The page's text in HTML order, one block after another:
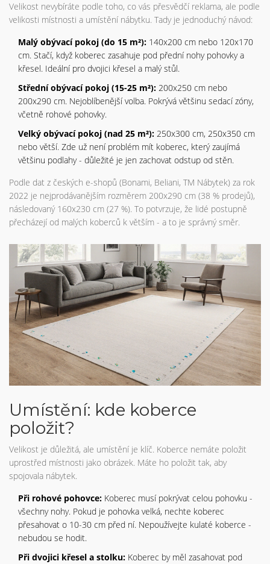
Velikost nevybíráte podle toho, co vás přesvědčí reklama, ale podle
velikosti místnosti a umístění nábytku. Tady je jednoduchý návod:
Malý obývací pokoj (do 15 m²): 140x200 cm nebo 120x170
cm. Stačí, když koberec zasahuje pod přední nohy pohovky a
křesel. Ideální pro dvojici křesel a malý stůl.
Střední obývací pokoj (15-25 m²): 200x250 cm nebo
200x290 cm. Nejoblíbenější volba. Pokrývá většinu sedací zóny,
včetně rohové pohovky.
Velký obývací pokoj (nad 25 m²): 250x300 cm, 250x350 cm
nebo větší. Zde už není problém mít koberec, který zaujímá
většinu podlahy - důležité je jen zachovat odstup od stěn.
Podle dat z českých e-shopů (Bonami, Beliani, TM Nábytek) za rok
2022 je nejprodávanějším rozměrem 200x290 cm (38 % prodejů),
následovaný 160x230 cm (27 %). To potvrzuje, že lidé postupně
přecházejí od malých koberců k větším - a to je správný směr.
Umístění: kde koberce
položit?
Velikost je důležitá, ale umístění je klíč. Koberce nemáte položit
uprostřed místnosti jako obrázek. Máte ho položit tak, aby
spojovala nábytek.
Při rohové pohovce: Koberec musí pokrývat celou pohovku -
všechny nohy. Pokud je pohovka velká, nechte koberec
přesahovat o 10-30 cm před ní. Nepoužívejte kulaté koberce -
nebudou se hodit.
Při dvojici křesel a stolku: Koberec by měl zasahovat pod